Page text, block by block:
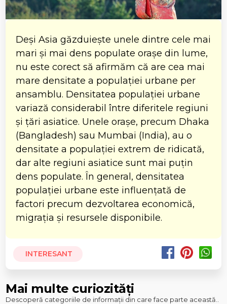
Deși Asia găzduiește unele dintre cele mai
mari și mai dens populate orașe din lume,
nu este corect să afirmăm că are cea mai
mare densitate a populației urbane per
ansamblu. Densitatea populației urbane
variază considerabil între diferitele regiuni
și țări asiatice. Unele orașe, precum Dhaka
(Bangladesh) sau Mumbai (India), au o
densitate a populației extrem de ridicată,
dar alte regiuni asiatice sunt mai puțin
dens populate. În general, densitatea
populației urbane este influențată de
factori precum dezvoltarea economică,
migrația și resursele disponibile.
INTERESANT
Mai multe curiozități
Descoperă categoriile de informații din care face parte această..